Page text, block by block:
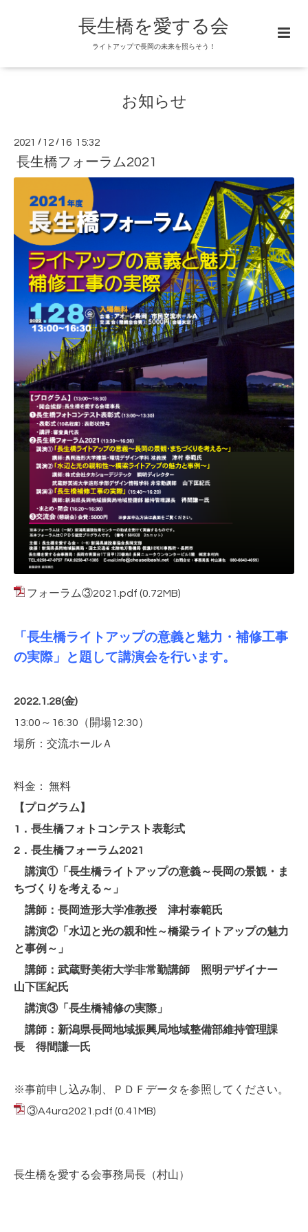
長生橋を愛する会
ライトアップで長岡の未来を照らそう！
お知らせ
2021 / 12 / 16 15:32
長生橋フォーラム2021
フォーラム③2021.pdf (0.72MB)
「長生橋ライトアップの意義と魅力・補修工事
の実際」と題して講演会を行います。
2022.1.28(金)
13:00～16:30（開場12:30）
場所：交流ホールＡ
料金： 無料
【プログラム】
1．長生橋フォトコンテスト表彰式
2．長生橋フォーラム2021
講演①「長生橋ライトアップの意義～長岡の景観・ま
ちづくりを考える～」
講師：長岡造形大学准教授 津村泰範氏
講演②「水辺と光の親和性～橋梁ライトアップの魅力
と事例～」
講師：武蔵野美術大学非常勤講師 照明デザイナー
山下匡紀氏
講演③「長生橋補修の実際」
講師：新潟県長岡地域振興局地域整備部維持管理課
長 得間謙一氏
※事前申し込み制、ＰＤＦデータを参照してください。
③A4ura2021.pdf (0.41MB)
長生橋を愛する会事務局長（村山）